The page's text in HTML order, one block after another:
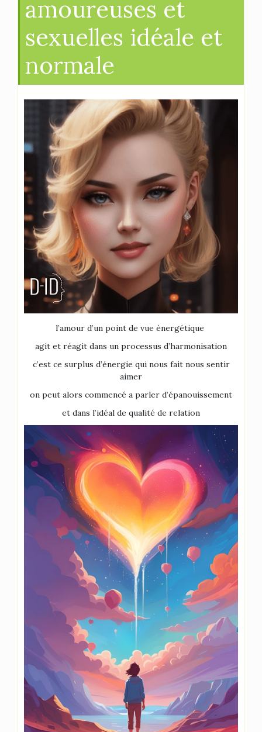
amoureuses et
sexuelles idéale et
normale
l’amour d’un point de vue énergétique
agit et réagit dans un processus d’harmonisation
c’est ce surplus d’énergie qui nous fait nous sentir
aimer
on peut alors commencé a parler d’épanouissement
et dans l’idéal de qualité de relation